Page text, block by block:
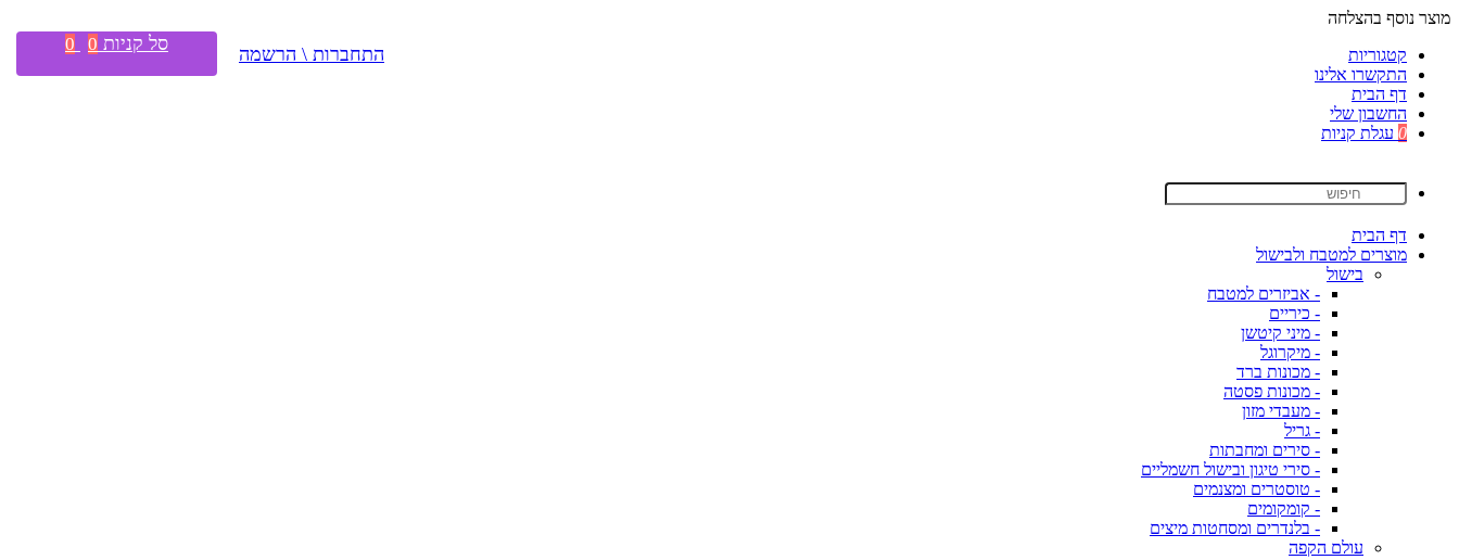
מוצר נוסף בהצלחה
קטגוריות
התקשרו אלינו
דף הבית
החשבון שלי
0 עגלת קניות
דף הבית
מוצרים למטבח ולבישול
בישול
- אביזרים למטבח
- כיריים
- מיני קיטשן
- מיקרוגל
- מכונות ברד
- מכונות פסטה
- מעבדי מזון
- גריל
- סירים ומחבתות
- סירי טיגון ובישול חשמליים
- טוסטרים ומצנמים
- קומקומים
- בלנדרים ומסחטות מיצים
עולם הקפה
התחברות \ הרשמה סל קניות 0
0